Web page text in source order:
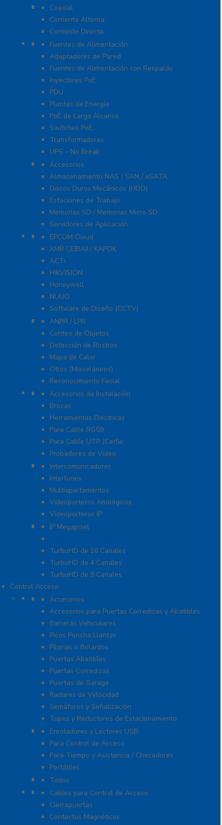
Protección Contra Descargas
Coaxial
Corriente Alterna
Corriente Directa
Energía
Fuentes de Alimentación
Adaptadores de Pared
Fuentes de Alimentación con Respaldo
Inyectores PoE
PDU
Plantas de Energía
PoE de Largo Alcance
Switches PoE
Transformadores
UPS – No Break
Servidores / Almacenamiento
Accesorios
Almacenamiento NAS / SAN / eSATA
Discos Duros Mecánicos (HDD)
Estaciones de Trabajo
Memorias SD / Memorias Micro SD
Servidores de Aplicación
Software CMS / VMS / Hosting
EPCOM Cloud
XMR CEIBAII / KAPOK
ACTi
HIKVISION
Honeywell
NUUO
Software de Diseño (CCTV)
Videoanálisis
ANPR / LPR
Conteo de Objetos
Detección de Rostros
Mapa de Calor
Otros (Misceláneos)
Reconocimiento Facial
Herramientas
Accesorios de Instalación
Brocas
Herramientas Eléctricas
Para Cable RG59
Para Cable UTP (Cat5e
Probadores de Video
Video Porteros E Interfonos
Intercomunicadores
Interfones
Multiapartamentos
Videoporteros Analógicos
Videoporteros IP
Kits- Sistemas Completos
IP Megapixel
TurboHD de 16 Canales
TurboHD de 4 Canales
TurboHD de 8 Canales
Control Acceso
Acceso Vehicular
Accesorios
Accesorios para Puertas Corredizas y Abatibles
Barreras Vehiculares
Picos Poncha Llantas
Pilonas o Bolardos
Puertas Abatibles
Puertas Corredizas
Puertas de Garage
Radares de Velocidad
Semáforos y Señalización
Topes y Reductores de Estacionamiento
Biométricos
Enroladores y Lectores USB
Para Control de Acceso
Para Tiempo y Asistencia / Checadores
Portátiles
Administración de Hoteles
Todos
Accesorios
Cables para Control de Acceso
Cierrapuertas
Contactos Magnéticos